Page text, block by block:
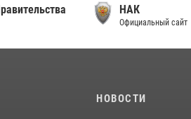
НАК
Официальный сайт
НОВОСТИ